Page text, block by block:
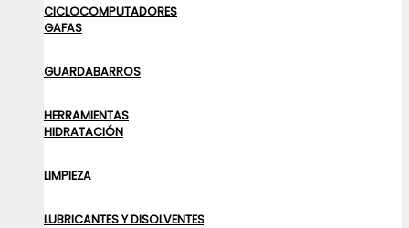
CICLOCOMPUTADORES
GAFAS
GUARDABARROS
HERRAMIENTAS
HIDRATACIÓN
LIMPIEZA
LUBRICANTES Y DISOLVENTES